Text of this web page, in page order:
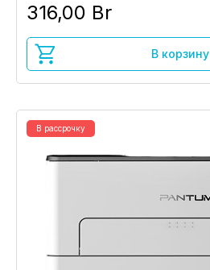
316,00 Br
В корзину
В рассрочку